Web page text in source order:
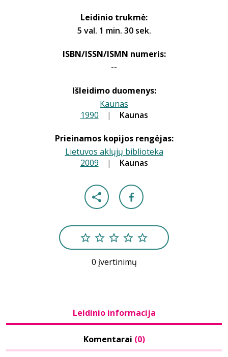
Leidinio trukmė:
5 val. 1 min. 30 sek.
ISBN/ISSN/ISMN numeris:
--
Išleidimo duomenys:
Kaunas
1990 | Kaunas
Prieinamos kopijos rengėjas:
Lietuvos aklųjų biblioteka
2009 | Kaunas
0 įvertinimų
Leidinio informacija
Komentarai (0)